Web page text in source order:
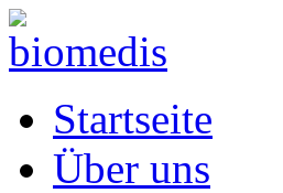
Startseite
Über uns